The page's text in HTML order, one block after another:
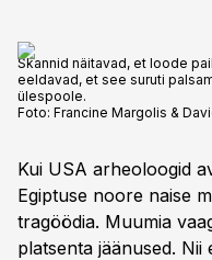
Skannid näitavad, et loode
eeldavad, et see suruti
ülespoole.
Foto: Francine Margolis &
Kui USA arheoloogid
Egiptuse noore naise
tragöödia. Muumia
platsenta jäänused.